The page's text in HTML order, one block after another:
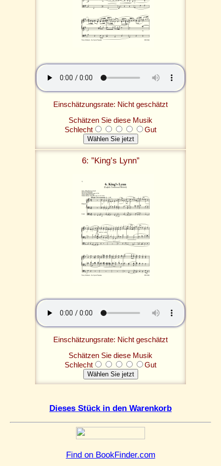
Einschätzungsrate: Nicht geschätzt
Schätzen Sie diese Musik
Schlecht
Gut
6: ”King’s Lynn”
Einschätzungsrate: Nicht geschätzt
Schätzen Sie diese Musik
Schlecht
Gut
Dieses Stück in den Warenkorb
Find on BookFinder.com